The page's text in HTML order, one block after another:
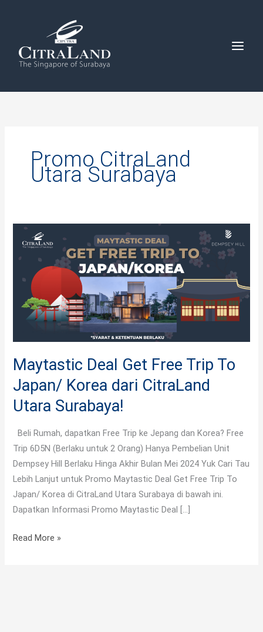
Promo CitraLand
Utara Surabaya
Maytastic Deal Get Free Trip To
Japan/ Korea dari CitraLand
Utara Surabaya!
Beli Rumah, dapatkan Free Trip ke Jepang dan Korea? Free
Trip 6D5N (Berlaku untuk 2 Orang) Hanya Pembelian Unit
Dempsey Hill Berlaku Hinga Akhir Bulan Mei 2024 Yuk Cari Tau
Lebih Lanjut untuk Promo Maytastic Deal Get Free Trip To
Japan/ Korea di CitraLand Utara Surabaya di bawah ini.
Dapatkan Informasi Promo Maytastic Deal […]
Maytastic
Deal
Get
Free
To
Japan/
CitraLand
Utara
Surabaya!
Read More »